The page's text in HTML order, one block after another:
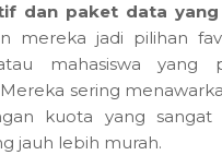
dan paket data yang
mereka jadi pilihan
mahasiswa yang
sering
kuota yang sangat
jauh lebih murah.